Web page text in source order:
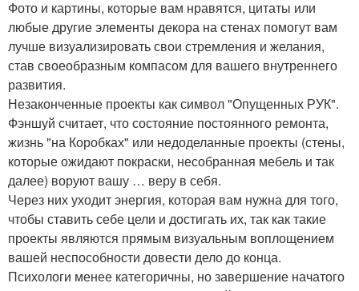
Фото и картины, которые вам нравятся, цитаты или
любые другие элементы декора на стенах помогут вам
лучше визуализировать свои стремления и желания,
став своеобразным компасом для вашего внутреннего
развития.
Незаконченные проекты как символ "Опущенных РУК".
Фэншуй считает, что состояние постоянного ремонта,
жизнь "на Коробках" или недоделанные проекты (стены,
которые ожидают покраски, несобранная мебель и так
далее) воруют вашу … веру в себя.
Через них уходит энергия, которая вам нужна для того,
чтобы ставить себе цели и достигать их, так как такие
проекты являются прямым визуальным воплощением
вашей неспособности довести дело до конца.
Психологи менее категоричны, но завершение начатого